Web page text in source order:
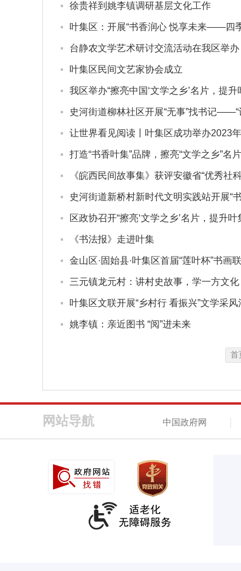
徐贵祥到姚李镇调研基层文化工作
叶集区：开展“书香润心 悦享未来——四
台静农文学艺术研讨交流活动在我区举办
叶集区民间文艺家协会成立
我区举办“擦亮中国‘文学之乡’名片，提
史河街道柳林社区开展“无事”找书记
让世界看见阅读丨叶集区成功举办2023
打造“书香叶集”品牌，擦亮“文学之乡”名片
《皖西民间故事集》获评安徽省“优秀社
史河街道新桥村新时代文明实践站开展“
区政协召开“擦亮‘文学之乡’名片，提升
《书法报》走进叶集
金山区·固始县·叶集区首届“莲叶杯”书画
三元镇龙元村：讲村史故事，学一方文化
叶集区文联开展“乡村行 看振兴”文学采风
姚李镇：亲近图书 “阅”进未来
首
网站导航 中国政府网